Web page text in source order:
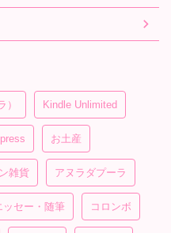
） Kindle Unlimited
お土産
雑貨 アヌラダプーラ
ッセー・随筆 コロンボ